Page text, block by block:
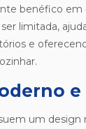
benéfico em
limitada,
e
e
um